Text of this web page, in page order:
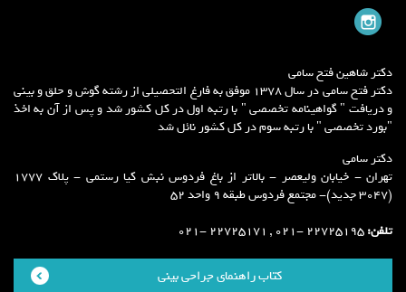
دکتر شاهین فتح سامی
دکتر فتح سامی در سال 1378 موفق به فارغ التحصیلی از رشته گوش و حلق و بینی
و دریافت " گواهینامه تخصصی " با رتبه اول در کل کشور شد و پس از آن به اخذ
"بورد تخصصی " با رتبه سوم در کل کشور نائل شد
دکتر سامی
تهران - خیابان ولیعصر - بالاتر از باغ فردوس نبش کیا رستمی - پلاک 1777
(3047 جدید)- مجتمع فردوس طبقه 9 واحد 52
تلفن:22725195 -021 , 22725171 -021
کتاب راهنمای جراحی بینی